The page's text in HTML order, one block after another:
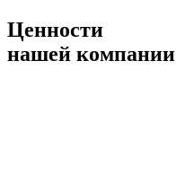
Ценности
нашей компании